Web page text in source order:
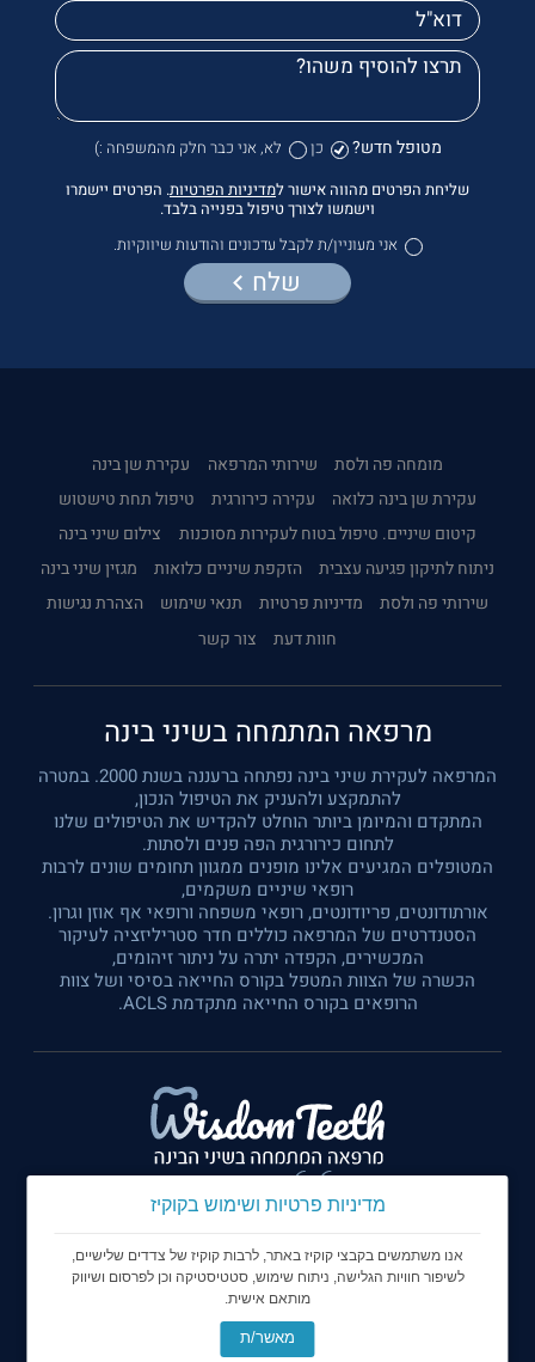
מטופל חדש? כן
לא, אני כבר חלק מהמשפחה :)
שליחת הפרטים מהווה אישור למדיניות הפרטיות. הפרטים יישמרו
וישמשו לצורך טיפול בפנייה בלבד.
אני מעוניין/ת לקבל עדכונים והודעות שיווקיות.
שלח
מומחה פה ולסת שירותי המרפאה
עקירת שן בינה
עקירת שן בינה כלואה
עקירה כירורגית
טיפול תחת טישטוש
קיטום שיניים. טיפול בטוח לעקירות מסוכנות
צילום שיני בינה
ניתוח לתיקון פגיעה עצבית
הזקפת שיניים כלואות
מגזין שיני בינה
שירותי פה ולסת
מדיניות פרטיות תנאי שימוש
הצהרת נגישות
חוות דעת
צור קשר
מרפאה המתמחה בשיני בינה
המרפאה לעקירת שיני בינה נפתחה ברעננה בשנת 2000. במטרה
להתמקצע ולהעניק את הטיפול הנכון,
המתקדם והמיומן ביותר הוחלט להקדיש את הטיפולים שלנו
לתחום כירורגית הפה פנים ולסתות.
המטופלים המגיעים אלינו מופנים ממגוון תחומים שונים לרבות
רופאי שיניים משקמים,
אורתודונטים, פריודונטים, רופאי משפחה ורופאי אף אוזן וגרון.
הסטנדרטים של המרפאה כוללים חדר סטריליזציה לעיקור
המכשירים, הקפדה יתרה על ניתור זיהומים,
הכשרה של הצוות המטפל בקורס החייאה בסיסי ושל צוות
הרופאים בקורס החייאה מתקדמת ACLS.
בשיני בינה
מדיניות פרטיות ושימוש בקוקיז
אנו משתמשים בקבצי קוקיז באתר, לרבות קוקיז של צדדים שלישיים,
לשיפור חוויות הגלישה, ניתוח שימוש, סטטיסטיקה וכן לפרסום ושיווק
מותאם אישית.
מאשר/ת